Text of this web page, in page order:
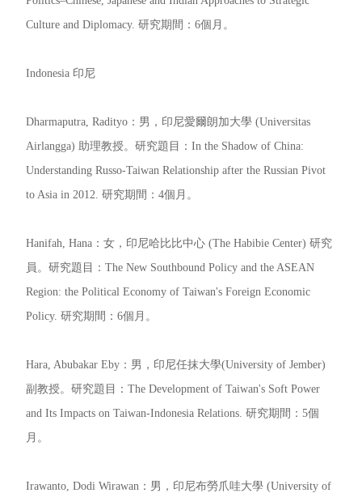
Culture and Diplomacy. 研究期間：6個月。
Indonesia 印尼
Dharmaputra, Radityo：男，印尼愛爾朗加大學 (Universitas
Airlangga) 助理教授。研究題目：In the Shadow of China:
Understanding Russo-Taiwan Relationship after the Russian Pivot
to Asia in 2012. 研究期間：4個月。
Hanifah, Hana：女，印尼哈比比中心 (The Habibie Center) 研究
員。研究題目：The New Southbound Policy and the ASEAN
Region: the Political Economy of Taiwan's Foreign Economic
Policy. 研究期間：6個月。
Hara, Abubakar Eby：男，印尼任抹大學(University of Jember)
副教授。研究題目：The Development of Taiwan's Soft Power
and Its Impacts on Taiwan-Indonesia Relations. 研究期間：5個
月。
Irawanto, Dodi Wirawan：男，印尼布勞爪哇大學 (University of